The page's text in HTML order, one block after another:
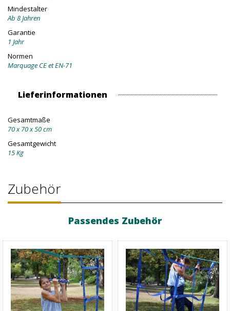
Mindestalter
Ab 8 Jahren
Garantie
1 Jahr
Normen
Marquage CE et EN-71
Lieferinformationen
Gesamtmaße
70 x 70 x 50 cm
Gesamtgewicht
15 Kg
Zubehör
Passendes Zubehör